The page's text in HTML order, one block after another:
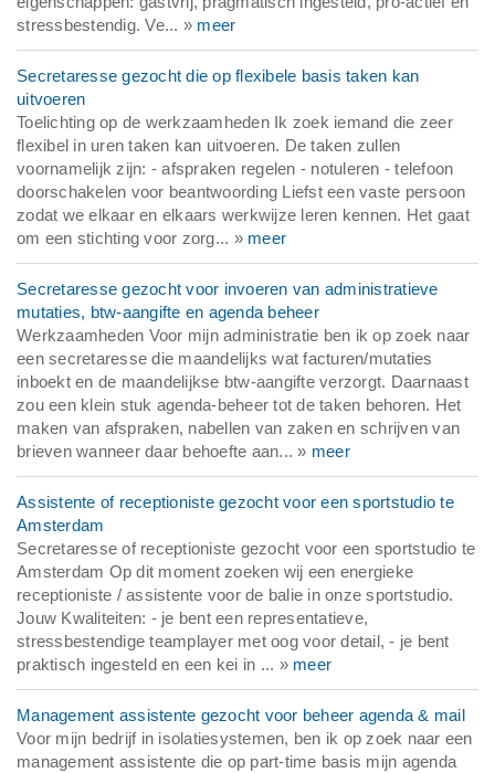
stressbestendig. Ve... » meer
Secretaresse gezocht die op flexibele basis taken kan
uitvoeren
Toelichting op de werkzaamheden Ik zoek iemand die zeer
flexibel in uren taken kan uitvoeren. De taken zullen
voornamelijk zijn: - afspraken regelen - notuleren - telefoon
doorschakelen voor beantwoording Liefst een vaste persoon
zodat we elkaar en elkaars werkwijze leren kennen. Het gaat
om een stichting voor zorg... » meer
Secretaresse gezocht voor invoeren van administratieve
mutaties, btw-aangifte en agenda beheer
Werkzaamheden Voor mijn administratie ben ik op zoek naar
een secretaresse die maandelijks wat facturen/mutaties
inboekt en de maandelijkse btw-aangifte verzorgt. Daarnaast
zou een klein stuk agenda-beheer tot de taken behoren. Het
maken van afspraken, nabellen van zaken en schrijven van
brieven wanneer daar behoefte aan... » meer
Assistente of receptioniste gezocht voor een sportstudio te
Amsterdam
Secretaresse of receptioniste gezocht voor een sportstudio te
Amsterdam Op dit moment zoeken wij een energieke
receptioniste / assistente voor de balie in onze sportstudio.
Jouw Kwaliteiten: - je bent een representatieve,
stressbestendige teamplayer met oog voor detail, - je bent
praktisch ingesteld en een kei in ... » meer
Management assistente gezocht voor beheer agenda & mail
Voor mijn bedrijf in isolatiesystemen, ben ik op zoek naar een
management assistente die op part-time basis mijn agenda